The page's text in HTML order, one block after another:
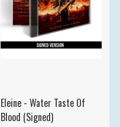
Eleine - Water Taste Of
Blood (Signed)